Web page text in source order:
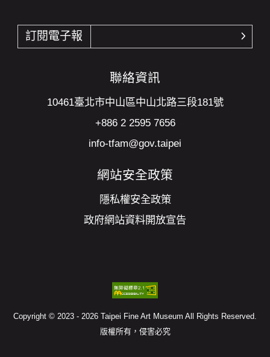
訂閱電子報
確認
聯絡資訊
10461臺北市中山區中山北路三段181號
+886 2 2595 7656
info-tfam@gov.taipei
網站安全政策
隱私權安全政策
政府網站資料開放宣告
Copyright © 2023 - 2026 Taipei Fine Art Museum All Rights Reserved.
版權所有，侵害必究